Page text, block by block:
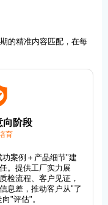
的精准内容匹配，在每
向阶段
育
功案例＋产品细节"建
。提供工厂实力展
检流程、客户见证，
息差，推动客户从"了
"评估"。